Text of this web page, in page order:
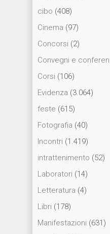
cibo (408)
Cinema (97)
Concorsi (2)
Convegni e
Corsi (106)
Evidenza (3.064)
feste (615)
Fotografia (40)
Incontri (1.419)
intrattenimento (52)
Laboratori (14)
Letteratura (4)
Libri (178)
Manifestazioni (631)